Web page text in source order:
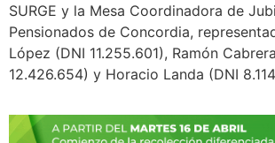
SURGE y la Mesa Coordinadora de
Pensionados de Concordia,
López (DNI 11.255.601), Ramón
12.426.654) y Horacio Landa (DNI